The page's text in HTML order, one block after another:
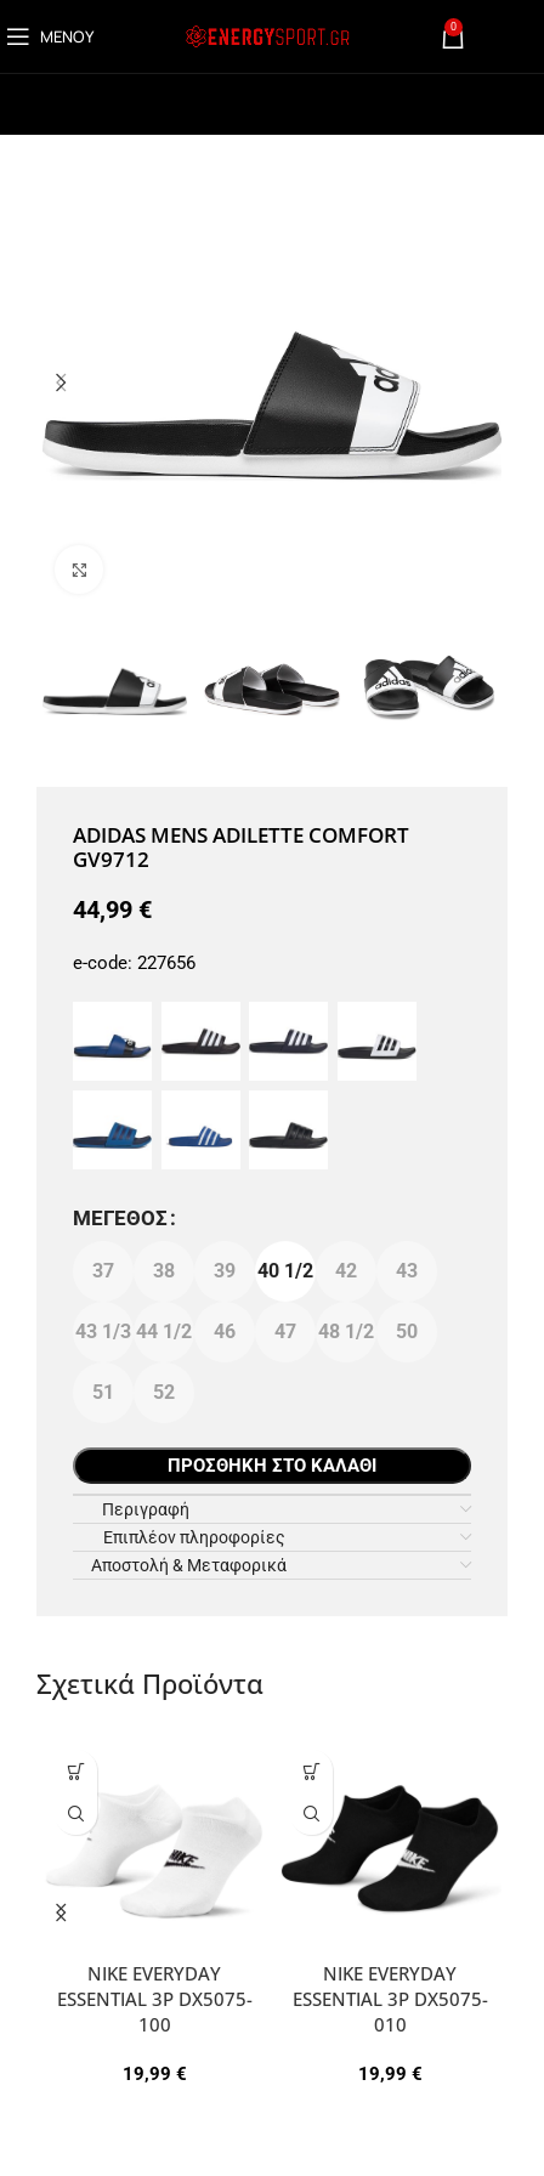
ΜΕΝΟΎ 0
ADIDAS MENS ADILETTE COMFORT
GV9712
44,99 €
e-code: 227656
ΜΈΓΕΘΟΣ
37 38 39 40 1/2 42 43
43 1/3 44 1/2 46 47 48 1/2 50
51 52
ΠΡΟΣΘΉΚΗ ΣΤΟ ΚΑΛΆΘΙ
Περιγραφή
Επιπλέον πληροφορίες
Αποστολή & Μεταφορικά
Σχετικά Προϊόντα
NIKE EVERYDAY
ESSENTIAL 3P DX5075-
100
19,99 €
NIKE EVERYDAY
ESSENTIAL 3P DX5075-
010
19,99 €